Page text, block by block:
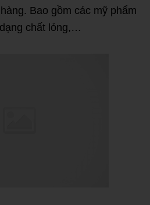
Bao gồm các mỹ phẩm
chất lỏng,…